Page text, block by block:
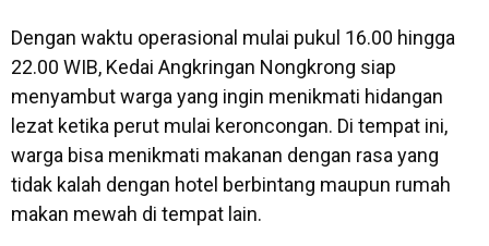
Dengan waktu operasional mulai pukul 16.00 hingga
22.00 WIB, Kedai Angkringan Nongkrong siap
menyambut warga yang ingin menikmati hidangan
lezat ketika perut mulai keroncongan. Di tempat ini,
warga bisa menikmati makanan dengan rasa yang
tidak kalah dengan hotel berbintang maupun rumah
makan mewah di tempat lain.